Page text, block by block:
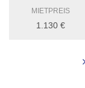
MIETPREIS
1.130 €